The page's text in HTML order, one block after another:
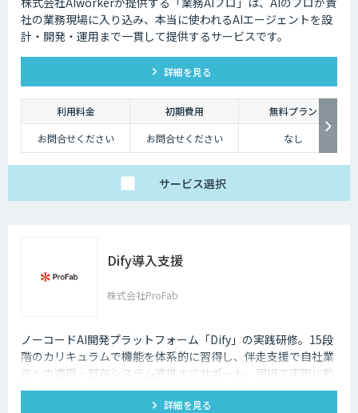
社の業務現場に入り込み、本当に使われるAIエージェントを設
計・開発・運用まで一貫して提供するサービスです。
詳細を見る
利用料金 初期費用
無料プラン
お問合せください
お問合せください なし
サービス選択
Dify導入支援
株式会社ProFab
ノーコードAI開発プラットフォーム「Dify」の実践研修。15段
階のカリキュラムで機能を体系的に習得し、伴走支援で自社業
務への適用・既存システム連携までサポート。現場で実際に動
くAIツールを自分たちで作れる状態を目指します。
詳細を見る